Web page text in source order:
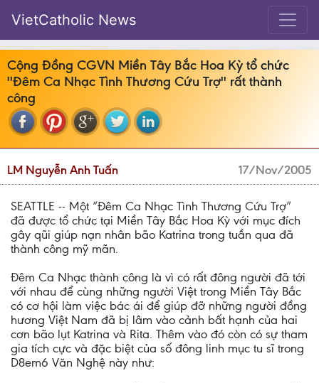
VietCatholic News
Cộng Đồng CGVN Miền Tây Bắc Hoa Kỳ tổ chức
''Đêm Ca Nhạc Tình Thương Cứu Trợ'' rất thành
công
LM Nguyễn Anh Tuấn 17/Nov/2005
SEATTLE -- Một “Đêm Ca Nhạc Tình Thương Cứu Trợ”
đã được tổ chức tại Miền Tây Bắc Hoa Kỳ với mục đích
gây qũi giúp nạn nhân bão Katrina trong tuần qua đã
thành công mỹ mãn.
Đêm Ca Nhạc thành công là vì có rất đông người đã tới
với nhau để cùng những người Việt trong Miền Tây Bắc
có cơ hội làm việc bác ái để giúp đỡ những người đồng
hương Việt Nam đã bị lâm vào cảnh bất hạnh của hai
cơn bão lụt Katrina và Rita. Thêm vào đó còn có sự tham
gia tích cực và đặc biệt của số đông linh mục tu sĩ trong
D8em6 Văn Nghệ này như: